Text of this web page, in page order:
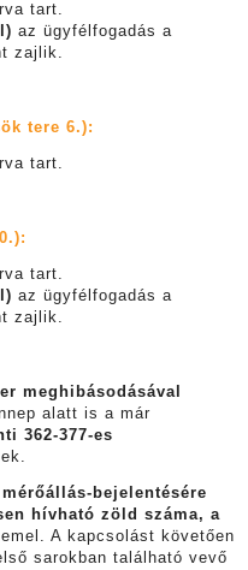
tart.
az ügyfélfogadás a
zajlik.
tere 6.):
tart.
tart.
az ügyfélfogadás a
zajlik.
meghibásodásával
alatt is a már
362-377-es
bejelentésére
hívható zöld száma, a
A kapcsolást követően
sarokban található vevő